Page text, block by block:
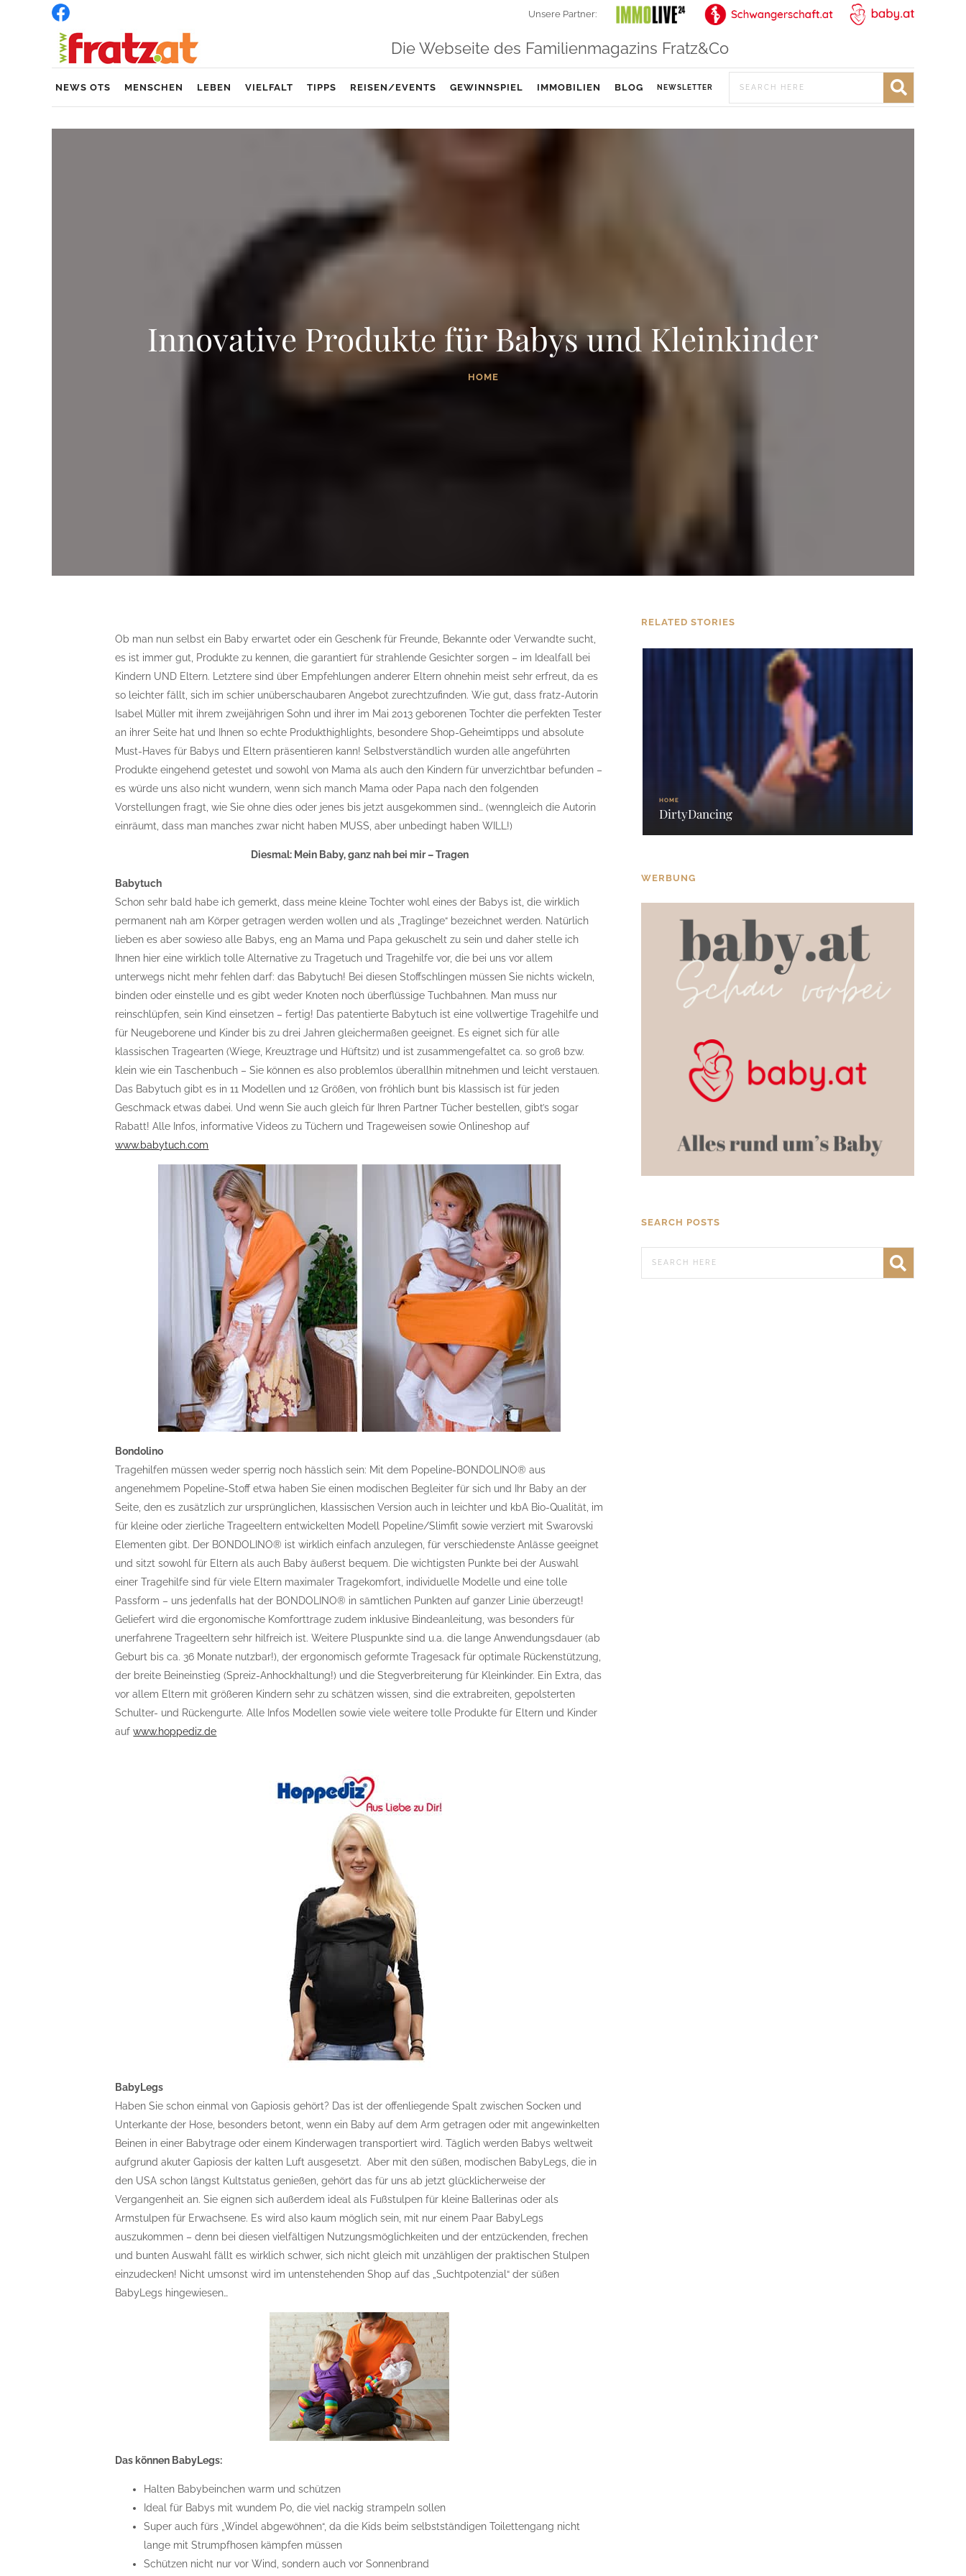
Unsere Partner:
Die Webseite des Familienmagazins Fratz&Co
NEWS OTS MENSCHEN LEBEN VIELFALT TIPPS REISEN/EVENTS GEWINNSPIEL IMMOBILIEN BLOG NEWSLETTER
Innovative Produkte für Babys und Kleinkinder
HOME
Ob man nun selbst ein Baby erwartet oder ein Geschenk für Freunde, Bekannte oder Verwandte sucht,
es ist immer gut, Produkte zu kennen, die garantiert für strahlende Gesichter sorgen – im Idealfall bei
Kindern UND Eltern. Letztere sind über Empfehlungen anderer Eltern ohnehin meist sehr erfreut, da es
so leichter fällt, sich im schier unüberschaubaren Angebot zurechtzufinden. Wie gut, dass fratz-Autorin
Isabel Müller mit ihrem zweijährigen Sohn und ihrer im Mai 2013 geborenen Tochter die perfekten Tester
an ihrer Seite hat und Ihnen so echte Produkthighlights, besondere Shop-Geheimtipps und absolute
Must-Haves für Babys und Eltern präsentieren kann! Selbstverständlich wurden alle angeführten
Produkte eingehend getestet und sowohl von Mama als auch den Kindern für unverzichtbar befunden –
es würde uns also nicht wundern, wenn sich manch Mama oder Papa nach den folgenden
Vorstellungen fragt, wie Sie ohne dies oder jenes bis jetzt ausgekommen sind… (wenngleich die Autorin
einräumt, dass man manches zwar nicht haben MUSS, aber unbedingt haben WILL!)
Diesmal: Mein Baby, ganz nah bei mir – Tragen
Babytuch
Schon sehr bald habe ich gemerkt, dass meine kleine Tochter wohl eines der Babys ist, die wirklich
permanent nah am Körper getragen werden wollen und als „Traglinge“ bezeichnet werden. Natürlich
lieben es aber sowieso alle Babys, eng an Mama und Papa gekuschelt zu sein und daher stelle ich
Ihnen hier eine wirklich tolle Alternative zu Tragetuch und Tragehilfe vor, die bei uns vor allem
unterwegs nicht mehr fehlen darf: das Babytuch! Bei diesen Stoffschlingen müssen Sie nichts wickeln,
binden oder einstelle und es gibt weder Knoten noch überflüssige Tuchbahnen. Man muss nur
reinschlüpfen, sein Kind einsetzen – fertig! Das patentierte Babytuch ist eine vollwertige Tragehilfe und
für Neugeborene und Kinder bis zu drei Jahren gleichermaßen geeignet. Es eignet sich für alle
klassischen Tragearten (Wiege, Kreuztrage und Hüftsitz) und ist zusammengefaltet ca. so groß bzw.
klein wie ein Taschenbuch – Sie können es also problemlos überallhin mitnehmen und leicht verstauen.
Das Babytuch gibt es in 11 Modellen und 12 Größen, von fröhlich bunt bis klassisch ist für jeden
Geschmack etwas dabei. Und wenn Sie auch gleich für Ihren Partner Tücher bestellen, gibt’s sogar
Rabatt! Alle Infos, informative Videos zu Tüchern und Trageweisen sowie Onlineshop auf
www.babytuch.com
Bondolino
Tragehilfen müssen weder sperrig noch hässlich sein: Mit dem Popeline-BONDOLINO® aus
angenehmem Popeline-Stoff etwa haben Sie einen modischen Begleiter für sich und Ihr Baby an der
Seite, den es zusätzlich zur ursprünglichen, klassischen Version auch in leichter und kbA Bio-Qualität, im
für kleine oder zierliche Trageeltern entwickelten Modell Popeline/Slimfit sowie verziert mit Swarovski
Elementen gibt. Der BONDOLINO® ist wirklich einfach anzulegen, für verschiedenste Anlässe geeignet
und sitzt sowohl für Eltern als auch Baby äußerst bequem. Die wichtigsten Punkte bei der Auswahl
einer Tragehilfe sind für viele Eltern maximaler Tragekomfort, individuelle Modelle und eine tolle
Passform – uns jedenfalls hat der BONDOLINO® in sämtlichen Punkten auf ganzer Linie überzeugt!
Geliefert wird die ergonomische Komforttrage zudem inklusive Bindeanleitung, was besonders für
unerfahrene Trageeltern sehr hilfreich ist. Weitere Pluspunkte sind u.a. die lange Anwendungsdauer (ab
Geburt bis ca. 36 Monate nutzbar!), der ergonomisch geformte Tragesack für optimale Rückenstützung,
der breite Beineinstieg (Spreiz-Anhockhaltung!) und die Stegverbreiterung für Kleinkinder. Ein Extra, das
vor allem Eltern mit größeren Kindern sehr zu schätzen wissen, sind die extrabreiten, gepolsterten
Schulter- und Rückengurte. Alle Infos Modellen sowie viele weitere tolle Produkte für Eltern und Kinder
aufwww.hoppediz.de
BabyLegs
Haben Sie schon einmal von Gapiosis gehört? Das ist der offenliegende Spalt zwischen Socken und
Unterkante der Hose, besonders betont, wenn ein Baby auf dem Arm getragen oder mit angewinkelten
Beinen in einer Babytrage oder einem Kinderwagen transportiert wird. Täglich werden Babys weltweit
aufgrund akuter Gapiosis der kalten Luft ausgesetzt. Aber mit den süßen, modischen BabyLegs, die in
den USA schon längst Kultstatus genießen, gehört das für uns ab jetzt glücklicherweise der
Vergangenheit an. Sie eignen sich außerdem ideal als Fußstulpen für kleine Ballerinas oder als
Armstulpen für Erwachsene. Es wird also kaum möglich sein, mit nur einem Paar BabyLegs
auszukommen – denn bei diesen vielfältigen Nutzungsmöglichkeiten und der entzückenden, frechen
und bunten Auswahl fällt es wirklich schwer, sich nicht gleich mit unzähligen der praktischen Stulpen
einzudecken! Nicht umsonst wird im untenstehenden Shop auf das „Suchtpotenzial“ der süßen
BabyLegs hingewiesen…
Das können BabyLegs:
Halten Babybeinchen warm und schützen
Ideal für Babys mit wundem Po, die viel nackig strampeln sollen
Super auch fürs „Windel abgewöhnen“, da die Kids beim selbstständigen Toilettengang nicht
lange mit Strumpfhosen kämpfen müssen
Schützen nicht nur vor Wind, sondern auch vor Sonnenbrand
RELATED STORIES
HOME
DirtyDancing
WERBUNG
SEARCH POSTS